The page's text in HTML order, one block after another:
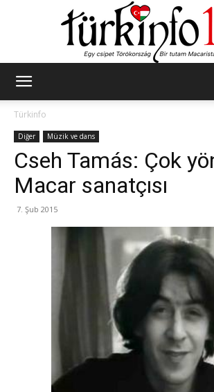
Türkinfo
Diğer Müzik ve dans
Cseh Tamás: Çok
Macar sanatçısı
7. Şub 2015